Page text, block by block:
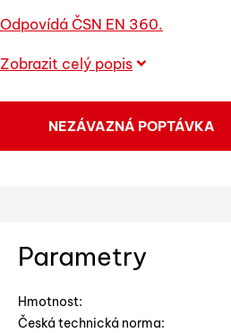
Odpovídá ČSN EN 360.
Zobrazit celý popis
NEZÁVAZNÁ POPTÁVKA
Parametry
Hmotnost:
Česká technická norma: